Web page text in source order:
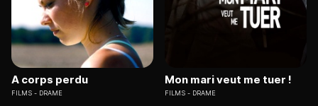
A corps perdu
FILMS DRAME
Mon mari veut me tuer !
FILMS DRAME